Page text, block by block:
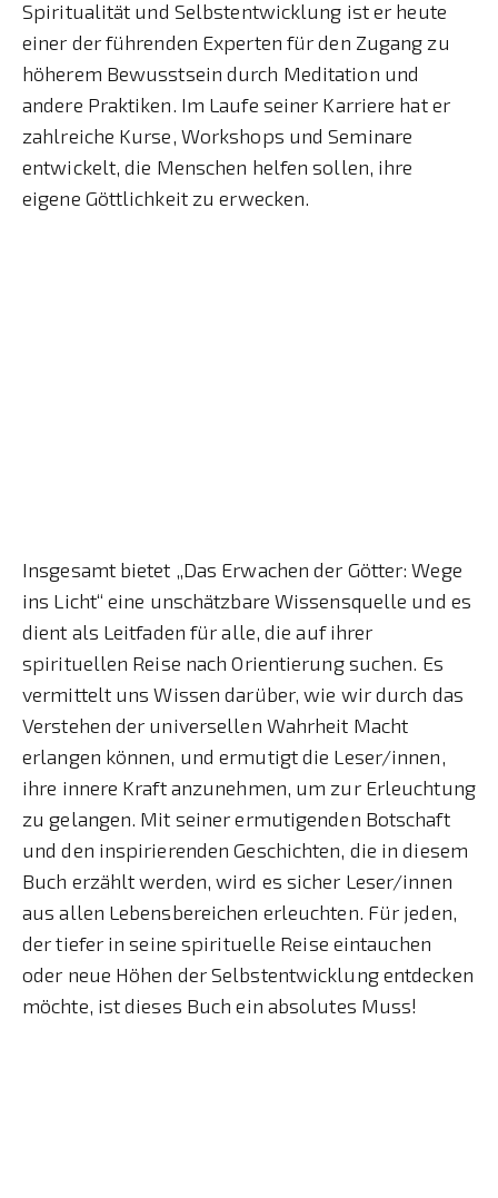
Spiritualität und Selbstentwicklung ist er heute
einer der führenden Experten für den Zugang zu
höherem Bewusstsein durch Meditation und
andere Praktiken. Im Laufe seiner Karriere hat er
zahlreiche Kurse, Workshops und Seminare
entwickelt, die Menschen helfen sollen, ihre
eigene Göttlichkeit zu erwecken.
Insgesamt bietet „Das Erwachen der Götter: Wege
ins Licht“ eine unschätzbare Wissensquelle und es
dient als Leitfaden für alle, die auf ihrer
spirituellen Reise nach Orientierung suchen. Es
vermittelt uns Wissen darüber, wie wir durch das
Verstehen der universellen Wahrheit Macht
erlangen können, und ermutigt die Leser/innen,
ihre innere Kraft anzunehmen, um zur Erleuchtung
zu gelangen. Mit seiner ermutigenden Botschaft
und den inspirierenden Geschichten, die in diesem
Buch erzählt werden, wird es sicher Leser/innen
aus allen Lebensbereichen erleuchten. Für jeden,
der tiefer in seine spirituelle Reise eintauchen
oder neue Höhen der Selbstentwicklung entdecken
möchte, ist dieses Buch ein absolutes Muss!